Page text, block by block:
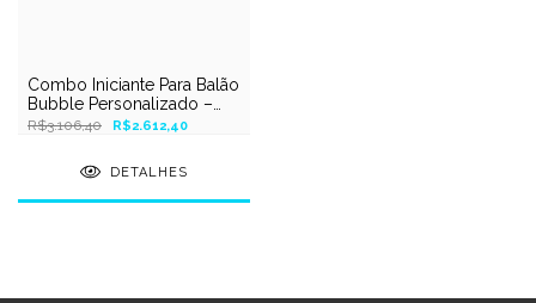
Combo Iniciante Para Balão
Bubble Personalizado –
Silhouette Experts
R$3.106,40 R$2.612,40
DETALHES